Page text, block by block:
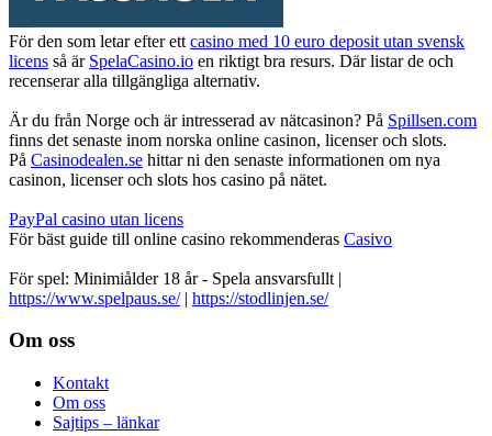
För den som letar efter ett casino med 10 euro deposit utan svensk
licens så är SpelaCasino.io en riktigt bra resurs. Där listar de och
recenserar alla tillgängliga alternativ.
Är du från Norge och är intresserad av nätcasinon? På Spillsen.com
finns det senaste inom norska online casinon, licenser och slots.
På Casinodealen.se hittar ni den senaste informationen om nya
casinon, licenser och slots hos casino på nätet.
PayPal casino utan licens
För bäst guide till online casino rekommenderas Casivo
För spel: Minimiålder 18 år - Spela ansvarsfullt |
https://www.spelpaus.se/| https://stodlinjen.se/
Footer
Om oss
Kontakt
Om oss
Sajtips – länkar